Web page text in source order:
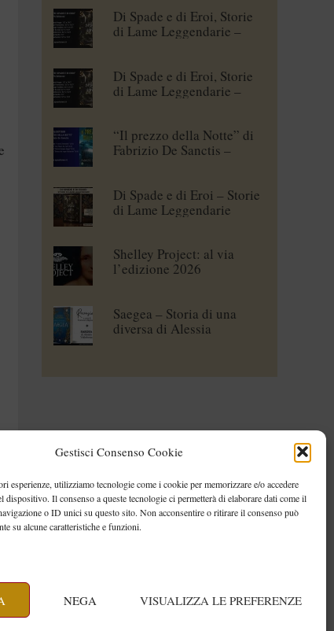
Gestisci Consenso Cookie
esperienze, utilizziamo tecnologie come i cookie per memorizzare e/o accedere
dispositivo. Il consenso a queste tecnologie ci permetterà di elaborare dati come il
o ID unici su questo sito. Non acconsentire o ritirare il consenso può
su alcune caratteristiche e funzioni.
NEGA VISUALIZZA LE PREFERENZE
Di Spade e di Eroi, Storie
di Lame Leggendarie –
Di Spade e di Eroi, Storie
di Lame Leggendarie –
“Il prezzo della Notte” di
Fabrizio De Sanctis –
Di Spade e di Eroi – Storie
di Lame Leggendarie
Shelley Project: al via
l’edizione 2026
Saegea – Storia di una
diversa di Alessia